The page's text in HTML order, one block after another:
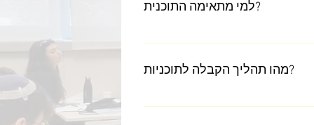
למי מתאימה התוכנית?
איכותית המיועדים לשירות
ואוכלוסיות ייחודיות
להשתתף בתוכניות עתידיםמהו תהליך הקבלה לתוכניות?
להירשם בטופס ההרשמה